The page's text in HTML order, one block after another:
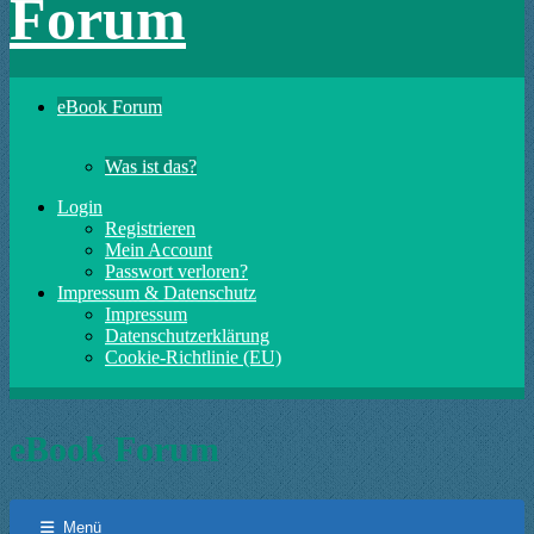
Forum
eBook Forum
Was ist das?
Login
Registrieren
Mein Account
Passwort verloren?
Impressum & Datenschutz
Impressum
Datenschutzerklärung
Cookie-Richtlinie (EU)
eBook Forum
Menü